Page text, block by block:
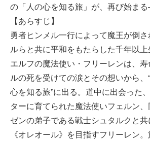
の「人の心を知る旅」が、再び始ま
【あらすじ】
勇者ヒンメル一行によって魔王が倒
ルらと共に平和をもたらした千年以上
エルフの魔法使い・フリーレンは、
ルの死を受けての涙とその想いから、
心を知る旅”に出る。道中に出会った
ターに育てられた魔法使いフェルン
ゼンの弟子である戦士シュタルクと
《オレオール》を目指すフリーレン